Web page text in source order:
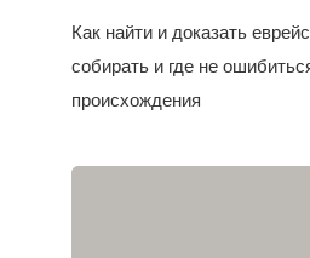
Как найти и доказать
собирать и где не
происхождения